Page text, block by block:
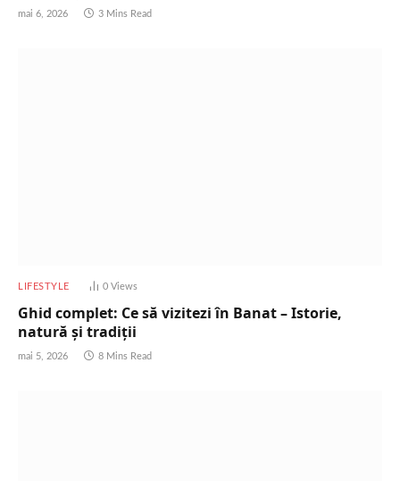
mai 6, 2026 3 Mins Read
LIFESTYLE 0 Views
Ghid complet: Ce să vizitezi în Banat – Istorie,
natură și tradiții
mai 5, 2026 8 Mins Read